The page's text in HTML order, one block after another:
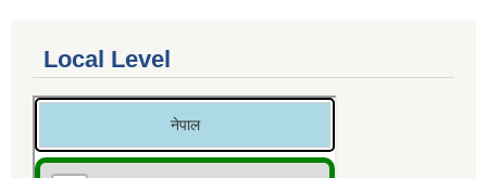
Local Level